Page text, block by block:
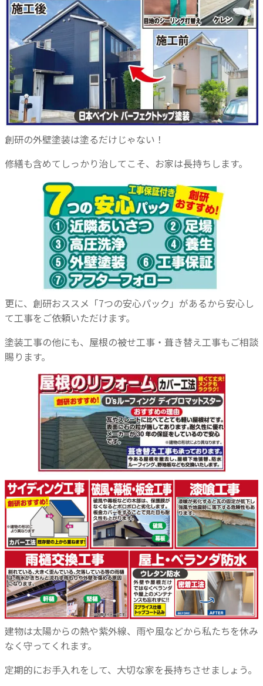
創研の外壁塗装は塗るだけじゃない！
修繕も含めてしっかり治してこそ、お家は長持ちします。
更に、創研おススメ「7つの安心パック」があるから安心し
て工事をご依頼いただけます。
塗装工事の他にも、屋根の被せ工事・葺き替え工事もご相談
賜ります。
建物は太陽からの熱や紫外線、雨や風などから私たちを休み
なく守ってくれます。
定期的にお手入れをして、大切な家を長持ちさせましょう。